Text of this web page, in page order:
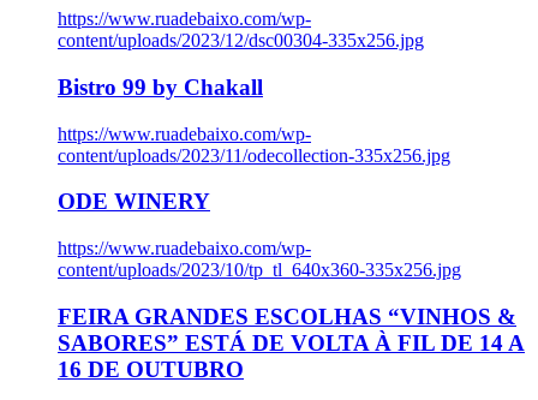
https://www.ruadebaixo.com/wp-
content/uploads/2023/12/dsc00304-335x256.jpg
Bistro 99 by Chakall
https://www.ruadebaixo.com/wp-
content/uploads/2023/11/odecollection-335x256.jpg
ODE WINERY
https://www.ruadebaixo.com/wp-
content/uploads/2023/10/tp_tl_640x360-335x256.jpg
FEIRA GRANDES ESCOLHAS “VINHOS &
SABORES” ESTÁ DE VOLTA À FIL DE 14 A
16 DE OUTUBRO